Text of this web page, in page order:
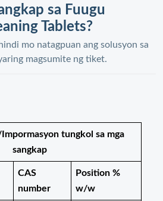
sa Fuugu
Tablets?
mo natagpuan ang solusyon sa
magsumite ng tiket.
tungkol sa mga
sangkap
CAS
number
Position %
w/w